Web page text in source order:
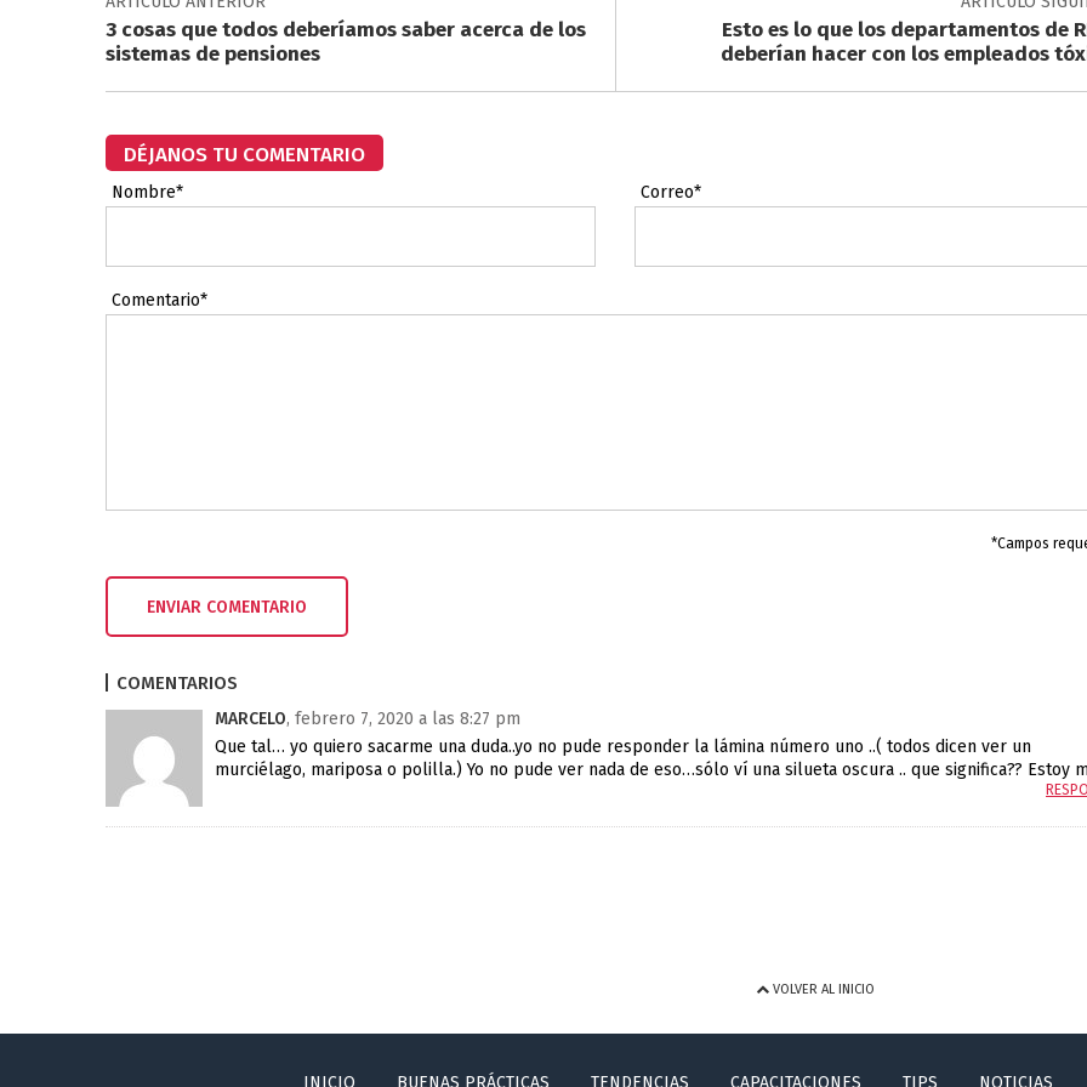
3 cosas que todos deberíamos saber acerca de los
sistemas de pensiones
Esto es lo que los departamentos de
deberían hacer con los empleados
DÉJANOS TU COMENTARIO
Nombre* Correo*
Comentario*
*Campos
COMENTARIOS
MARCELO, febrero 7, 2020 a las 8:27 pm
Que tal… yo quiero sacarme una duda..yo no pude responder la lámina número uno ..( todos dicen ver un
murciélago, mariposa o polilla.) Yo no pude ver nada de eso…sólo ví una silueta oscura .. que significa?? Estoy
VOLVER AL INICIO
INICIO BUENAS PRÁCTICAS TENDENCIAS CAPACITACIONES TIPS NOTICIAS